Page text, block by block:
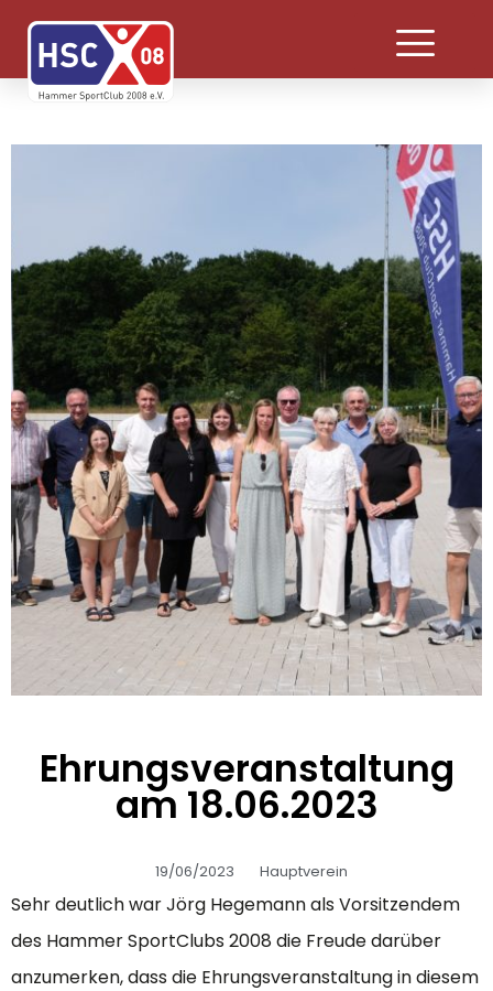
Ehrungsveranstaltung
am 18.06.2023
19/06/2023 Hauptverein
Sehr deutlich war Jörg Hegemann als Vorsitzendem
des Hammer SportClubs 2008 die Freude darüber
anzumerken, dass die Ehrungsveranstaltung in diesem